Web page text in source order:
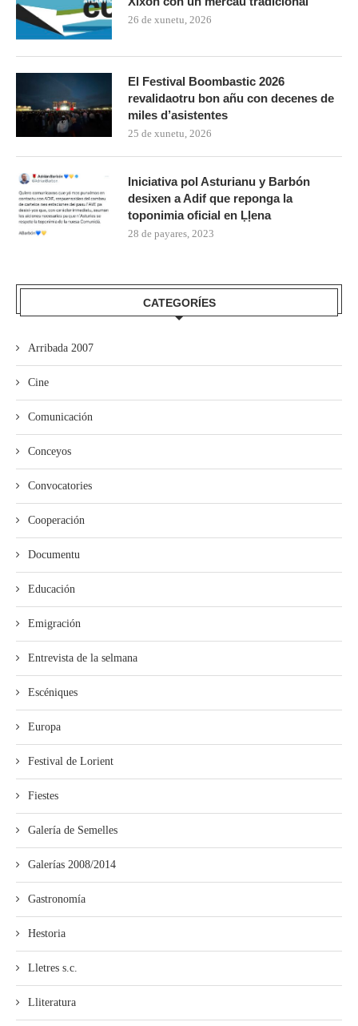
26 de xunetu, 2026
El Festival Boombastic 2026
revalidaotru bon añu con decenes de
miles d’asistentes
25 de xunetu, 2026
Iniciativa pol Asturianu y Barbón
desixen a Adif que reponga la
toponimia oficial en Ḷḷena
28 de payares, 2023
CATEGORÍES
Arribada 2007
Cine
Comunicación
Conceyos
Convocatories
Cooperación
Documentu
Educación
Emigración
Entrevista de la selmana
Escéniques
Europa
Festival de Lorient
Fiestes
Galería de Semelles
Galerías 2008/2014
Gastronomía
Hestoria
Lletres s.c.
Lliteratura